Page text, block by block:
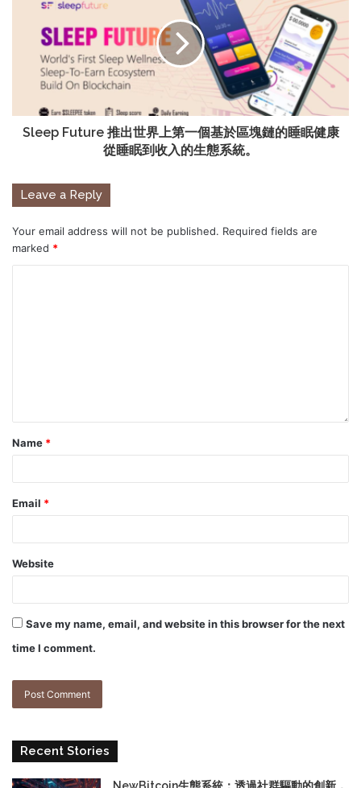
Sleep Future 推出世界上第一個基於區塊鏈的睡眠健康
從睡眠到收入的生態系統。
Leave a Reply
Your email address will not be published. Required fields are
marked *
Name *
Email *
Website
Save my name, email, and website in this browser for the next
time I comment.
Recent Stories
NewBitcoin生態系統：透過社群驅動的創新，